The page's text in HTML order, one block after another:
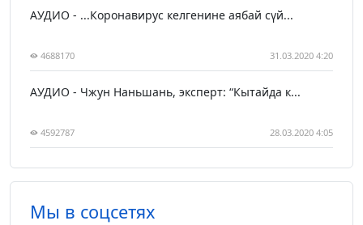
АУДИО - ...Коронавирус келгенине аябай сүй...
4688170 31.03.2020 4:20
АУДИО - Чжун Наньшань, эксперт: “Кытайда к...
4592787 28.03.2020 4:05
Мы в соцсетях